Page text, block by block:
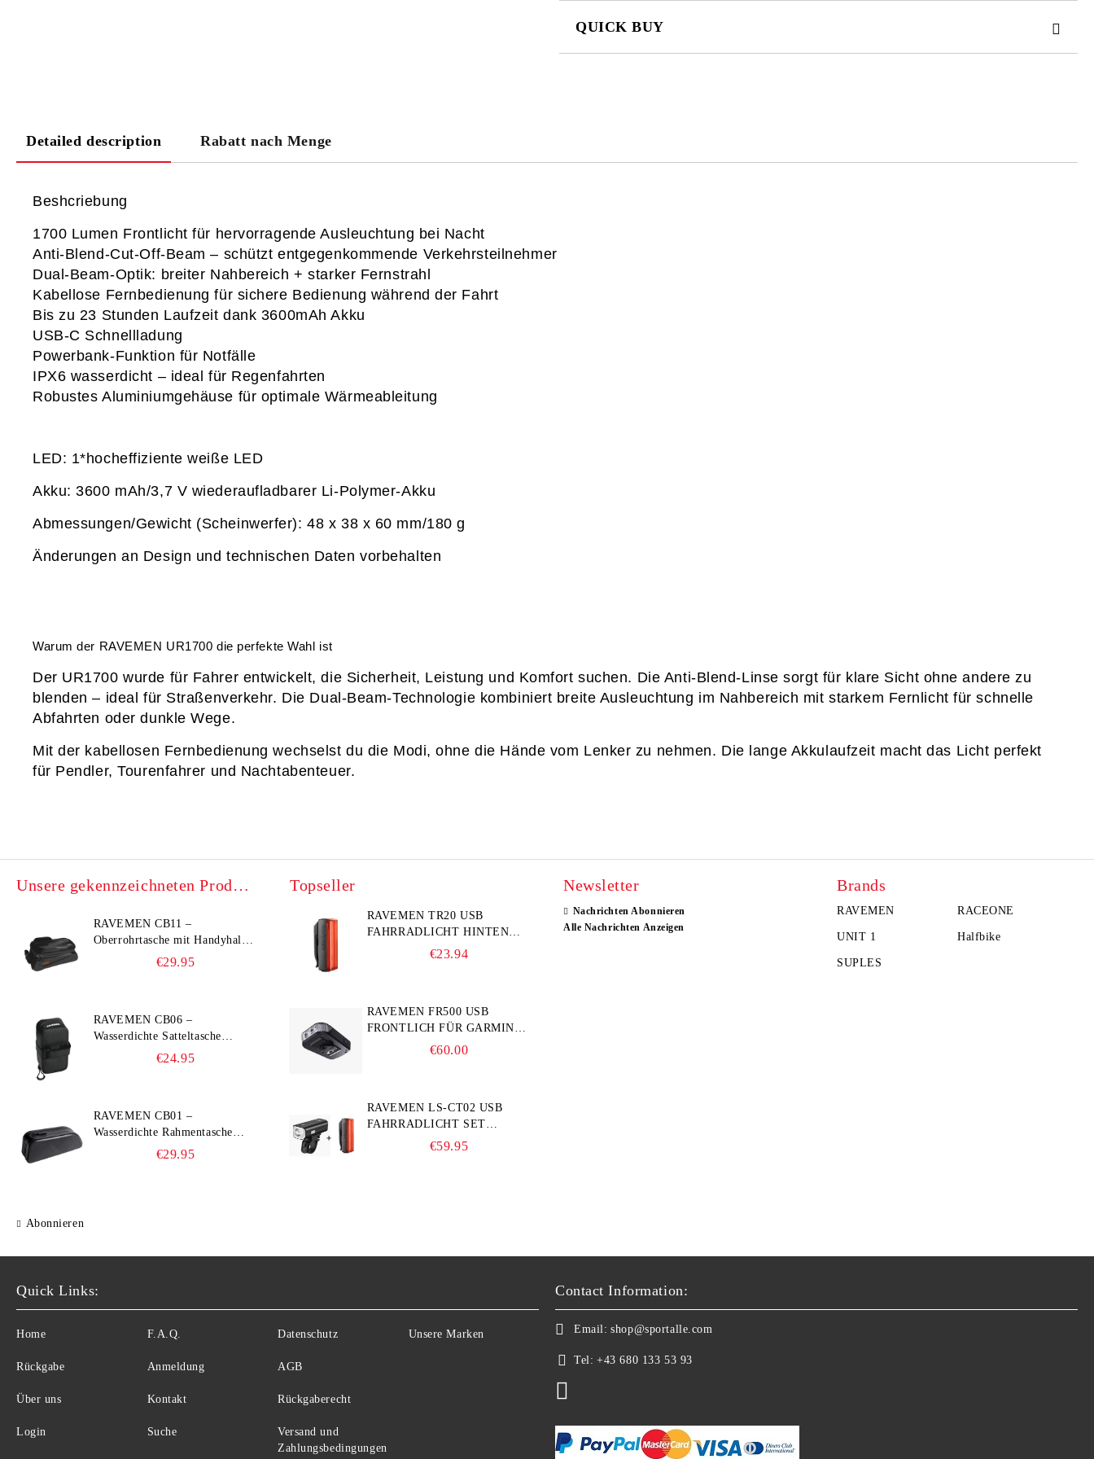
QUICK BUY
Detailed description Rabatt nach Menge
Beshcriebung
1700 Lumen Frontlicht für hervorragende Ausleuchtung bei Nacht
Anti‑Blend‑Cut‑Off‑Beam – schützt entgegenkommende Verkehrsteilnehmer
Dual‑Beam‑Optik: breiter Nahbereich + starker Fernstrahl
Kabellose Fernbedienung für sichere Bedienung während der Fahrt
Bis zu 23 Stunden Laufzeit dank 3600mAh Akku
USB‑C Schnellladung
Powerbank‑Funktion für Notfälle
IPX6 wasserdicht – ideal für Regenfahrten
Robustes Aluminiumgehäuse für optimale Wärmeableitung
LED: 1*hocheffiziente weiße LED
Akku: 3600 mAh/3,7 V wiederaufladbarer Li-Polymer-Akku
Abmessungen/Gewicht (Scheinwerfer): 48 x 38 x 60 mm/180 g
Änderungen an Design und technischen Daten vorbehalten
Warum der RAVEMEN UR1700 die perfekte Wahl ist
Der UR1700 wurde für Fahrer entwickelt, die Sicherheit, Leistung und Komfort suchen. Die Anti‑Blend‑Linse sorgt für klare Sicht ohne andere zu
blenden – ideal für Straßenverkehr. Die Dual‑Beam‑Technologie kombiniert breite Ausleuchtung im Nahbereich mit starkem Fernlicht für schnelle
Abfahrten oder dunkle Wege.
Mit der kabellosen Fernbedienung wechselst du die Modi, ohne die Hände vom Lenker zu nehmen. Die lange Akkulaufzeit macht das Licht perfekt
für Pendler, Tourenfahrer und Nachtabenteuer.
Unsere gekennzeichneten Produkte
RAVEMEN CB11 –
Oberrohrtasche mit Handyhalter
(Hard‑Shell, Wasserdicht, bis
€29.95
RAVEMEN CB06 –
Wasserdichte Satteltasche
(Ultra‑leicht, 0,39 L, IPX7)
€24.95
RAVEMEN CB01 –
Wasserdichte Rahmentasche
(IPX7, Slim‑Edge Design,
€29.95
Abonnieren
Topseller
RAVEMEN TR20 USB
FAHRRADLICHT HINTEN
€23.94
RAVEMEN FR500 USB
FRONTLICH FÜR GARMIN
FAHRRADCOMPUTER
€60.00
RAVEMEN LS-CT02 USB
FAHRRADLICHT SET
(LR500S + TR20)
€59.95
Newsletter
Nachrichten Abonnieren
Alle Nachrichten Anzeigen
Brands
RAVEMEN RACEONE
UNIT 1 Halfbike
SUPLES
Quick Links:
Home
Rückgabe
Über uns
Login
F.A.Q.
Anmeldung
Kontakt
Suche
Datenschutz
AGB
Rückgaberecht
Versand und
Zahlungsbedingungen
Unsere Marken
Contact Information:
Email: shop@sportalle.com
Tel: +43 680 133 53 93